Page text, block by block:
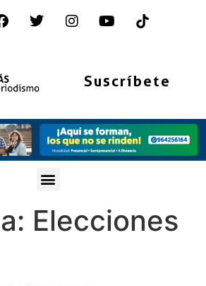
Suscríbete
Elecciones